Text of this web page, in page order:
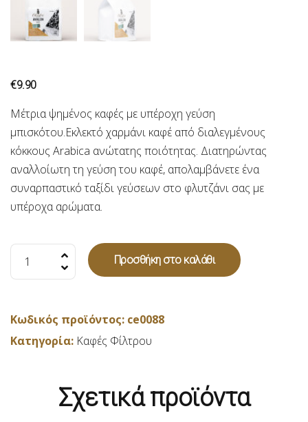
€9.90
Μέτρια ψημένος καφές με υπέροχη γεύση
μπισκότου.Εκλεκτό χαρμάνι καφέ από διαλεγμένους
κόκκους Arabica ανώτατης ποιότητας. Διατηρώντας
αναλλοίωτη τη γεύση του καφέ, απολαμβάνετε ένα
συναρπαστικό ταξίδι γεύσεων στο φλυτζάνι σας με
υπέροχα αρώματα.
-
250gr
Προσθήκη στο καλάθι
Κωδικός προϊόντος: ce0088
Κατηγορία: Καφές Φίλτρου
Σχετικά προϊόντα